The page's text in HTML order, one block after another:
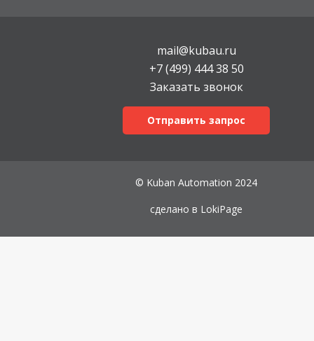
mail@kubau.ru
+7 (499) 444 38 50
Заказать звонок
Отправить запрос
© Kuban Automation 2024
сделано в LokiPage